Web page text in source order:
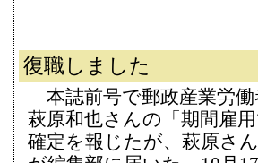
復職しました
本誌前号で郵政産業労
萩原和也さんの「期間雇
確定を報じたが、萩原さ